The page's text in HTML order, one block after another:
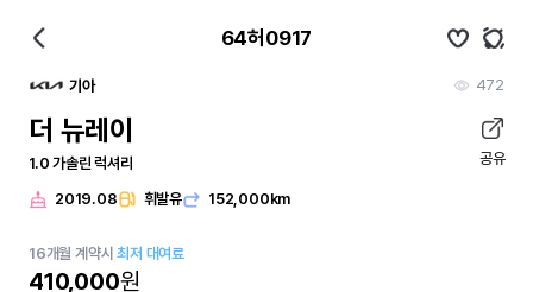
64허0917
기아 472
더 뉴레이
1.0 가솔린 럭셔리 공유
2019.08 휘발유 152,000km
16개월 계약시최저 대여료
410,000원